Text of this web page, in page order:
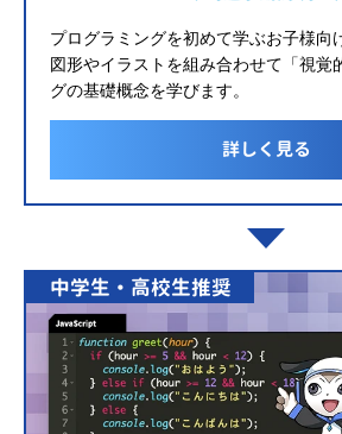
プログラミングを初めて学ぶお子様向
図形やイラストを組み合わせて「視覚
グの基礎概念を学びます。
詳しく見る
中学生・高校生推奨